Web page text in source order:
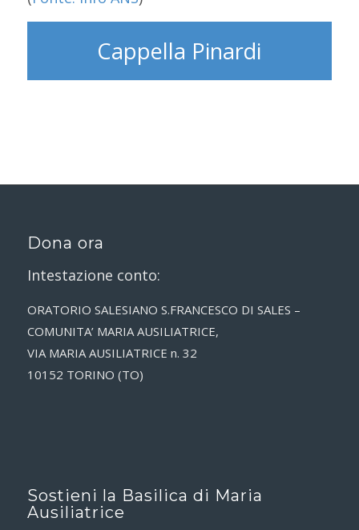
Cappella Pinardi
Dona ora
Intestazione conto:
ORATORIO SALESIANO S.FRANCESCO DI SALES –
COMUNITA’ MARIA AUSILIATRICE,
VIA MARIA AUSILIATRICE n. 32
10152 TORINO (TO)
Sostieni la Basilica di Maria
Ausiliatrice